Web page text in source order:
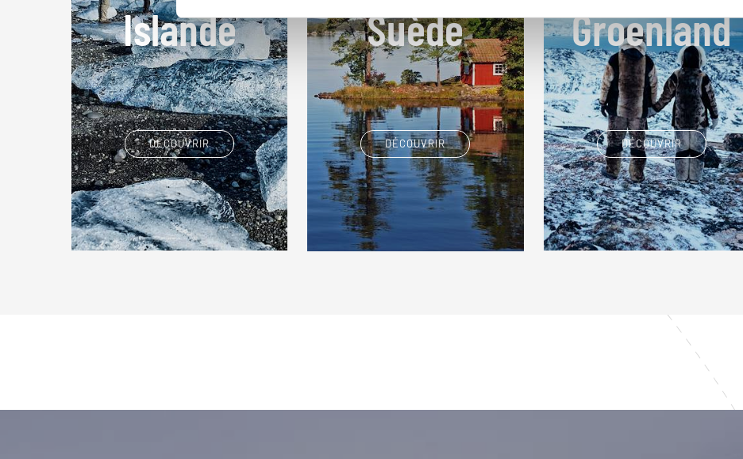
Islande
DÉCOUVRIR
Suède
DÉCOUVRIR
Groenland
DÉCOUVRIR